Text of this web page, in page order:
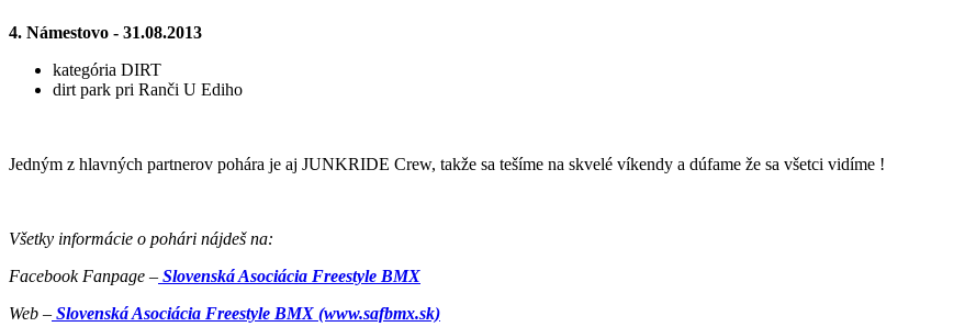
4. Námestovo ‐ 31.08.2013
kategória DIRT
dirt park pri Ranči U Ediho
Jedným z hlavných partnerov pohára je aj JUNKRIDE Crew, takže sa tešíme na skvelé víkendy a dúfame že sa všetci vidíme !
Všetky informácie o pohári nájdeš na:
Facebook Fanpage – Slovenská Asociácia Freestyle BMX
Web – Slovenská Asociácia Freestyle BMX (www.safbmx.sk)